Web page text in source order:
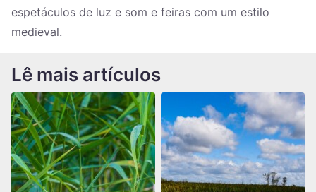
espetáculos de luz e som e feiras com um estilo
medieval.
Lê mais artículos